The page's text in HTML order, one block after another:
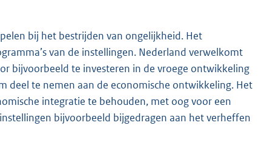
bij het bestrijden van ongelijkheid. Het
van de instellingen. Nederland verwelkomt
bijvoorbeeld te investeren in de vroege ontwikkeling
deel te nemen aan de economische ontwikkeling. Het
integratie te behouden, met oog voor een
bijvoorbeeld bijgedragen aan het verheffen